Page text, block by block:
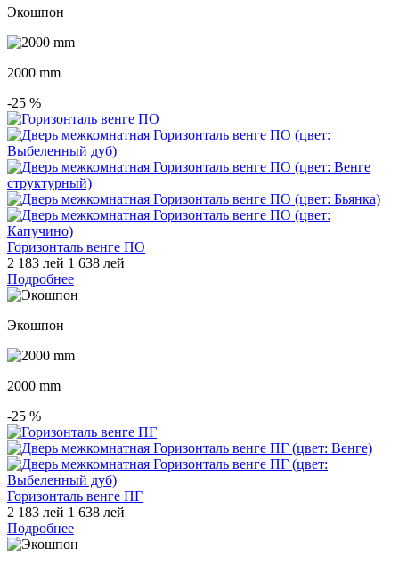
Экошпон
2000 mm
-25 %
Горизонталь венге ПО
2 183 лей 1 638 лей
Подробнее
Экошпон
2000 mm
-25 %
Горизонталь венге ПГ
2 183 лей 1 638 лей
Подробнее